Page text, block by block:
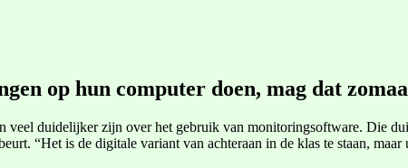
op hun computer doen, mag dat
veel duidelijker zijn over het gebruik van monitoringsoftware. Die
“Het is de digitale variant van achteraan in de klas te staan,